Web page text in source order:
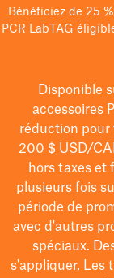
Bénéficiez de 25
PCR LabTAG
Disponible
accessoires
réduction
200 $USD/
hors taxes et
plusieurs fois
période de
avec d'autres
spéciaux.
s'appliquer. Les